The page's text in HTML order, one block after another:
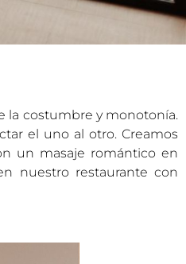
la costumbre y monotonía.
el uno al otro. Creamos
un masaje romántico en
nuestro restaurante con